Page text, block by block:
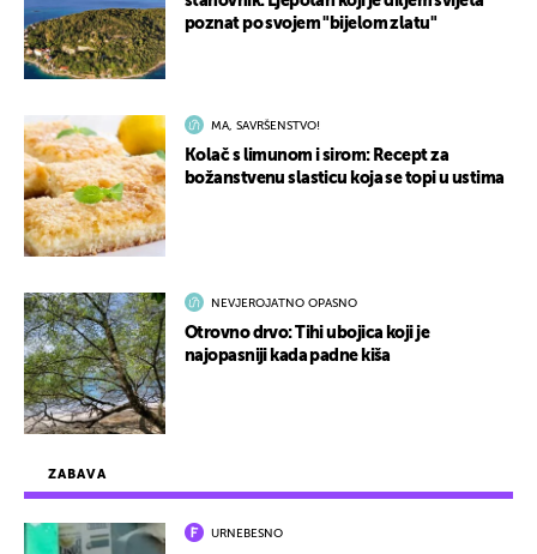
ZABAVA
URNEBESNO
poznat po svojem "bijelom zlatu"
MA, SAVRŠENSTVO!
Kolač s limunom i sirom: Recept za
božanstvenu slasticu koja se topi u ustima
NEVJEROJATNO OPASNO
Otrovno drvo: Tihi ubojica koji je
najopasniji kada padne kiša